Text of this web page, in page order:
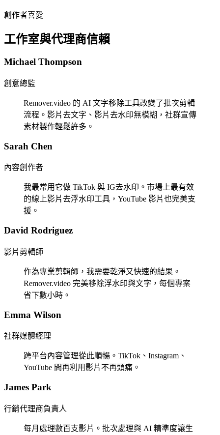
創作者喜愛
工作室與代理商信賴
Michael Thompson
創意總監
Remover.video 的 AI 文字移除工具改變了批次剪輯
流程。影片去文字、影片去水印無模糊，社群宣傳
素材製作輕鬆許多。
Sarah Chen
內容創作者
我最常用它做 TikTok 與 IG去水印。市場上最有效
的線上影片去浮水印工具，YouTube 影片也完美支
援。
David Rodriguez
影片剪輯師
作為專業剪輯師，我需要乾淨又快速的結果。
Remover.video 完美移除浮水印與文字，每個專案
省下數小時。
Emma Wilson
社群媒體經理
跨平台內容管理從此順暢。TikTok、Instagram、
YouTube 間再利用影片不再頭痛。
James Park
行銷代理商負責人
每月處理數百支影片。批次處理與 AI 精準度讓生